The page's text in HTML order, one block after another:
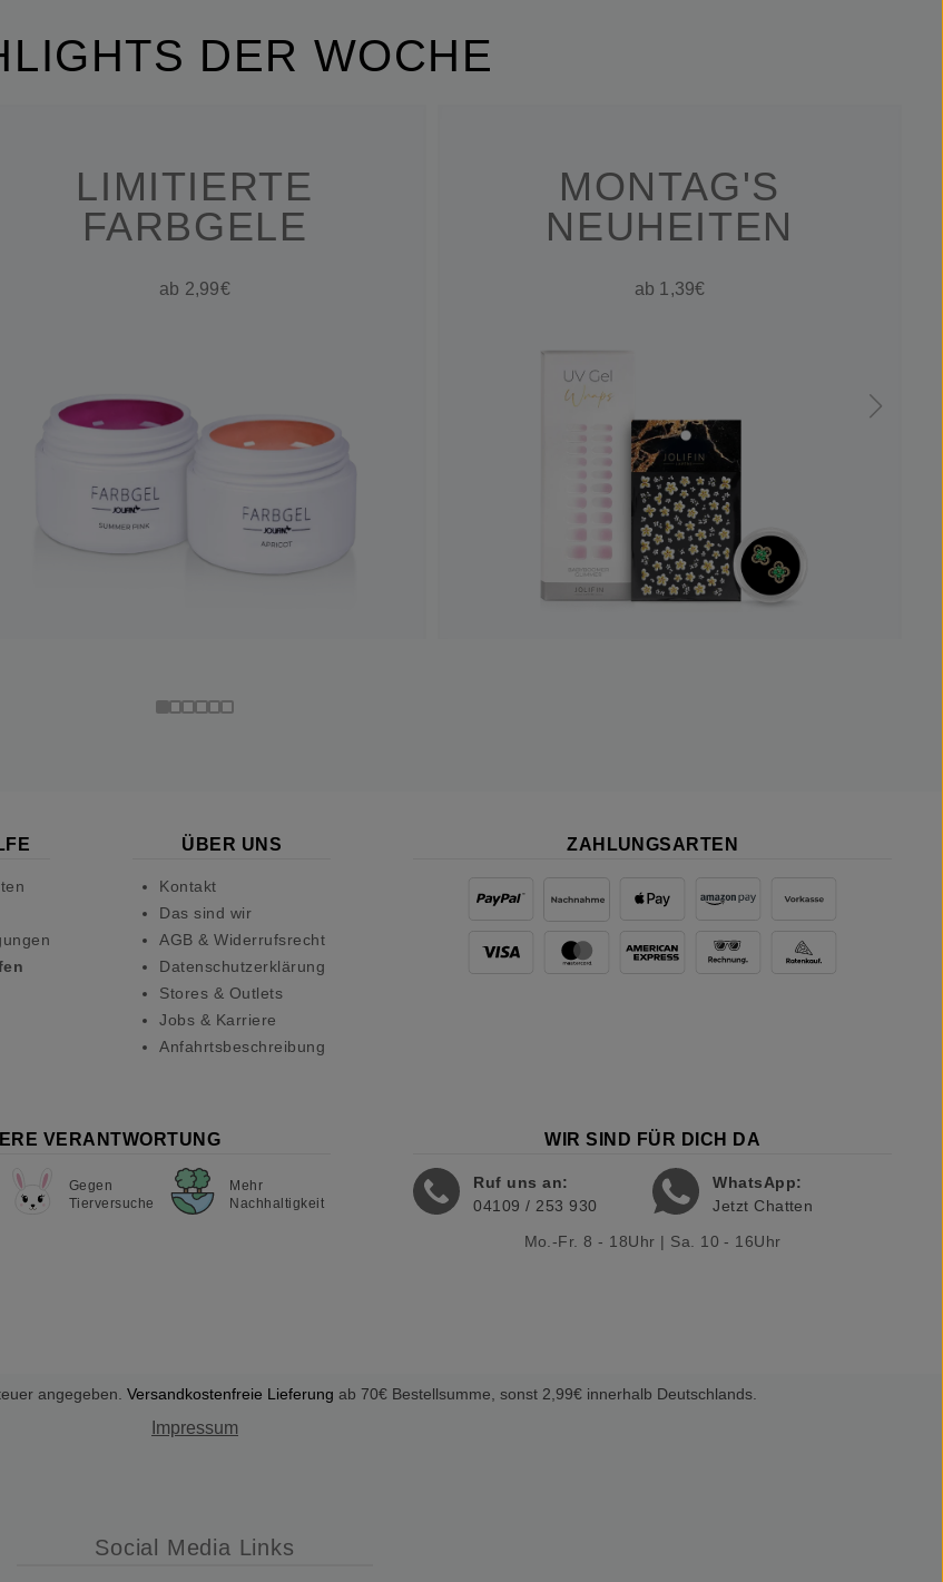
DER WOCHE
LIMITIERTE
FARBGELE
ab 2,99€
MONTAG'S
NEUHEITEN
ab 1,39€
ÜBER UNS
Kontakt
Das sind wir
AGB & Widerrufsrecht
Datenschutzerklärung
Stores & Outlets
Jobs & Karriere
Anfahrtsbeschreibung
ZAHLUNGSARTEN
VERANTWORTUNG
Gegen
Tierversuche
Mehr
Nachhaltigkeit
WIR SIND FÜR DICH DA
Ruf uns an:
04109 / 253 930
WhatsApp:
Jetzt Chatten
Mo.-Fr. 8 - 18Uhr | Sa. 10 - 16Uhr
angegeben. Versandkostenfreie Lieferung ab 70€ Bestellsumme, sonst 2,99€ innerhalb Deutschlands.
Impressum
Social Media Links